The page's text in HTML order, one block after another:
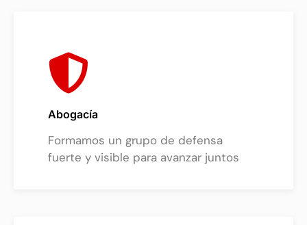
Abogacía
Formamos un grupo de defensa
fuerte y visible para avanzar juntos